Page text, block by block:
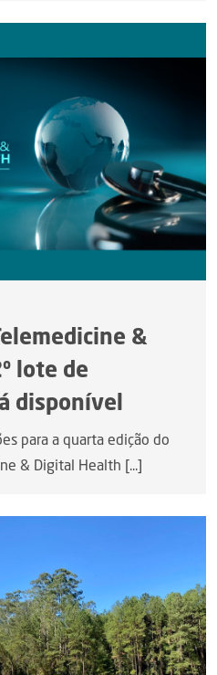
&
lote de
disponível
para a quarta edição do
& Digital Health [...]